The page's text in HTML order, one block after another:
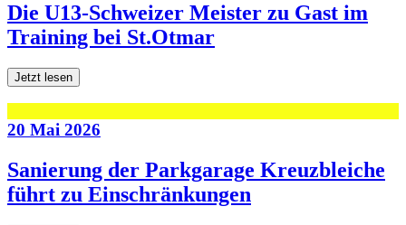
Die U13-Schweizer Meister zu Gast im
Training bei St.Otmar
Jetzt lesen
20 Mai 2026
Sanierung der Parkgarage Kreuzbleiche
führt zu Einschränkungen